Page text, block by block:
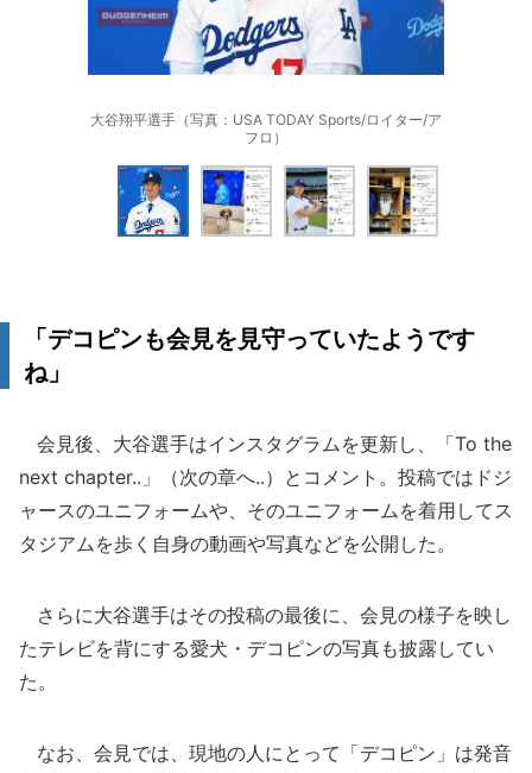
大谷翔平選手（写真：USA TODAY Sports/ロイター/ア
フロ）
「デコピンも会見を見守っていたようです
ね」
会見後、大谷選手はインスタグラムを更新し、「To the
next chapter..」（次の章へ..）とコメント。投稿ではドジ
ャースのユニフォームや、そのユニフォームを着用してス
タジアムを歩く自身の動画や写真などを公開した。
さらに大谷選手はその投稿の最後に、会見の様子を映し
たテレビを背にする愛犬・デコピンの写真も披露してい
た。
なお、会見では、現地の人にとって「デコピン」は発音